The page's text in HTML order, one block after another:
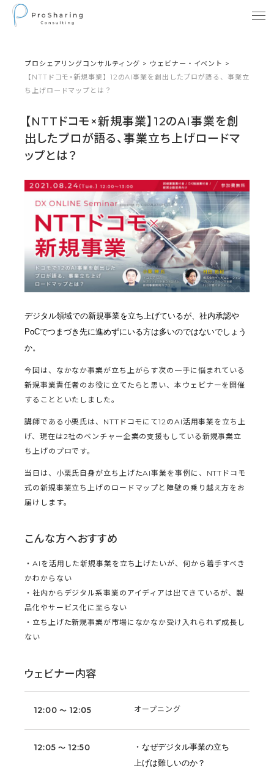
プロシェアリングコンサルティング > ウェビナー・イベント >
【NTTドコモ×新規事業】12のAI事業を創出したプロが語る、事業立
ち上げロードマップとは？
【NTTドコモ×新規事業】12のAI事業を創
出したプロが語る、事業立ち上げロードマ
ップとは？
デジタル領域での新規事業を立ち上げているが、社内承認や
PoCでつまづき先に進めずにいる方は多いのではないでしょう
か。
今回は、なかなか事業が立ち上がらす次の一手に悩まれている
新規事業責任者のお役に立てたらと思い、本ウェビナーを開催
することといたしました。
講師である小栗氏は、NTTドコモにて12のAI活用事業を立ち上
げ、現在は2社のベンチャー企業の支援もしている新規事業立
ち上げのプロです。
当日は、小栗氏自身が立ち上げたAI事業を事例に、NTTドコモ
式の新規事業立ち上げのロードマップと障壁の乗り越え方をお
届けします。
こんな方へおすすめ
・AIを活用した新規事業を立ち上げたいが、何から着手すべき
かわからない
・社内からデジタル系事業のアイディアは出てきているが、製
品化やサービス化に至らない
・立ち上げた新規事業が市場になかなか受け入れられず成長し
ない
ウェビナー内容
12:00 ～ 12:05 オープニング
12:05 ～ 12:50 ・ なぜデジタル事業の立ち
上げは難しいのか？